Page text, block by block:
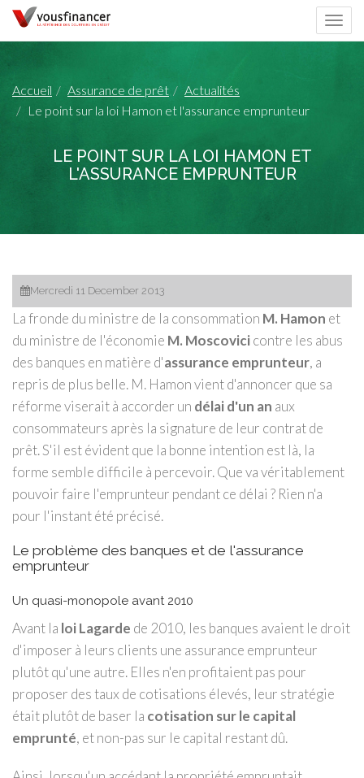
Accueil Assurance de prêt
Actualités
Le point sur la loi Hamon et l'assurance emprunteur
LE POINT SUR LA LOI HAMON ET
L'ASSURANCE EMPRUNTEUR
Mercredi 11 December 2013
La fronde du ministre de la consommation M. Hamon et
du ministre de l'économie M. Moscovicicontre les abus
des banques en matière d'assurance emprunteur, a
repris de plus belle. M. Hamon vient d'annoncer que sa
réforme viserait à accorder un délai d'un an aux
consommateurs après la signature de leur contrat de
prêt. S'il est évident que la bonne intention est là, la
forme semble difficile à percevoir. Que va véritablement
pouvoir faire l'emprunteur pendant ce délai ? Rien n'a
pour l'instant été précisé.
Le problème des banques et de l'assurance
emprunteur
Un quasi-monopole avant 2010
Avant la loi Lagarde de 2010, les banques avaient le droit
d'imposer à leurs clients une assurance emprunteur
plutôt qu'une autre. Elles n'en profitaient pas pour
proposer des taux de cotisations élevés, leur stratégie
était plutôt de baser la cotisation sur le capital
emprunté, et non-pas sur le capital restant dû.